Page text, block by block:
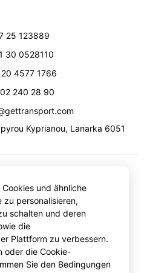
25 123889
30 0528110
4577 1766
240 28 90
Kyprianou, Lanarka 6051
GetTransport®
Limited.
und ähnliche
zu personalisieren,
schalten und deren
die
Plattform zu verbessern.
oder die Cookie-
Sie den Bedingungen